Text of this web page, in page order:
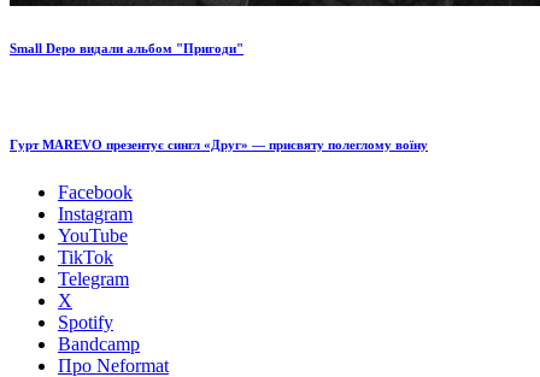
Small Depo видали альбом "Пригоди"
Гурт MAREVO презентує сингл «Друг» — присвяту полеглому воїну
Facebook
Instagram
YouTube
TikTok
Telegram
X
Spotify
Bandcamp
Про Neformat